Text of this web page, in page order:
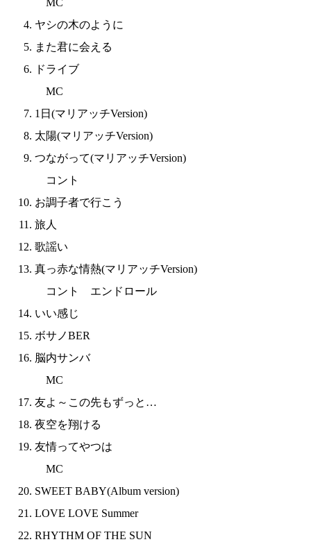
MC
ヤシの木のように
また君に会える
ドライブ
MC
1日(マリアッチVersion)
太陽(マリアッチVersion)
つながって(マリアッチVersion)
コント
お調子者で行こう
旅人
歌謡い
真っ赤な情熱(マリアッチVersion)
コント エンドロール
いい感じ
ボサノBER
脳内サンバ
MC
友よ～この先もずっと…
夜空を翔ける
友情ってやつは
MC
SWEET BABY(Album version)
LOVE LOVE Summer
RHYTHM OF THE SUN